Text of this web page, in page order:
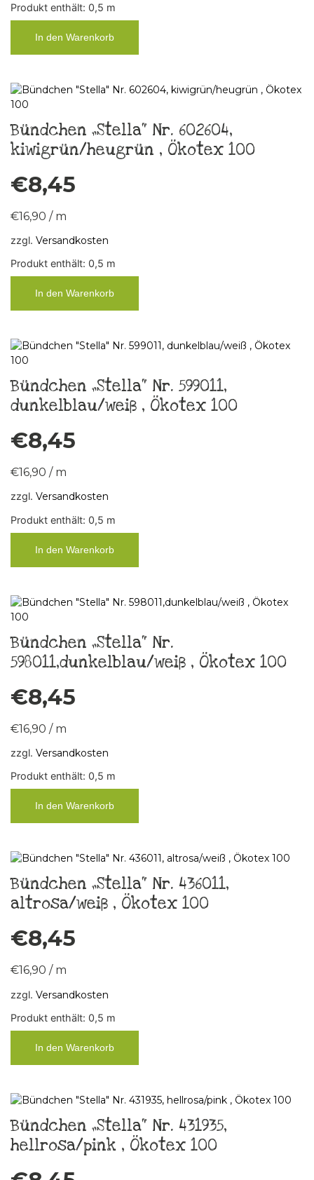
Produkt enthält: 0,5 m
In den Warenkorb
Bündchen „Stella“ Nr. 602604,
kiwigrün/heugrün , Ökotex 100
€8,45
€16,90 / m
zzgl. Versandkosten
Produkt enthält: 0,5 m
In den Warenkorb
Bündchen „Stella“ Nr. 599011,
dunkelblau/weiß , Ökotex 100
€8,45
€16,90 / m
zzgl. Versandkosten
Produkt enthält: 0,5 m
In den Warenkorb
Bündchen „Stella“ Nr.
598011,dunkelblau/weiß , Ökotex 100
€8,45
€16,90 / m
zzgl. Versandkosten
Produkt enthält: 0,5 m
In den Warenkorb
Bündchen „Stella“ Nr. 436011,
altrosa/weiß , Ökotex 100
€8,45
€16,90 / m
zzgl. Versandkosten
Produkt enthält: 0,5 m
In den Warenkorb
Bündchen „Stella“ Nr. 431935,
hellrosa/pink , Ökotex 100